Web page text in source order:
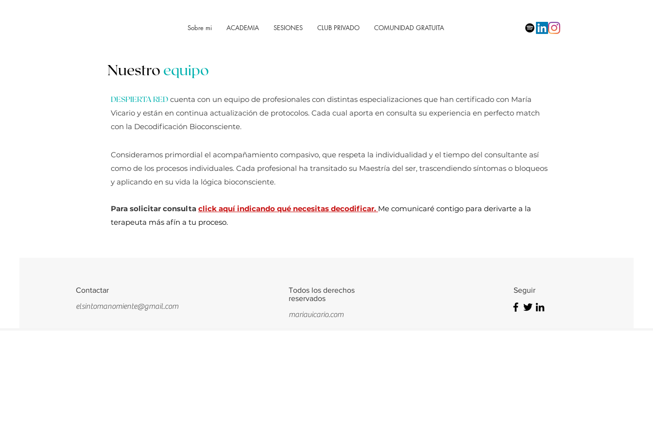
Sobre mi ACADEMIA SESIONES CLUB PRIVADO COMUNIDAD GRATUITA
Nuestro equipo
DESPIERTA RED cuenta con un equipo de profesionales con distintas especializaciones que han certificado con María
Vicario y están en continua actualización de protocolos. Cada cual aporta en consulta su experiencia en perfecto match
con la Decodificación Bioconsciente.
Consideramos primordial el acompañamiento compasivo, que respeta la individualidad y el tiempo del consultante así
como de los procesos individuales. Cada profesional ha transitado su Maestría del ser, trascendiendo síntomas o bloqueos
y aplicando en su vida la lógica bioconsciente.
Para solicitar consulta click aquí indicando qué necesitas decodificar. Me comunicaré contigo para derivarte a la
terapeuta más afín a tu proceso.
Contactar
elsintomanomiente@gmail.com
Todos los derechos
reservados
mariavicario.com
Seguir